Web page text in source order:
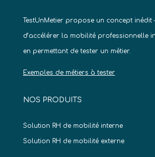
TestUnMetier propose un concept inédit
d’accélérer la mobilité professionnelle
en permettant de tester un métier.
Exemples de métiers à tester
NOS PRODUITS
Solution RH de mobilité interne
Solution RH de mobilité externe